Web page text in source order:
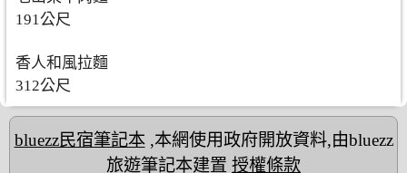
191公尺
香人和風拉麵
312公尺
bluezz民宿筆記本,本網使用政府開放資料,由bluezz
旅遊筆記本建置 授權條款